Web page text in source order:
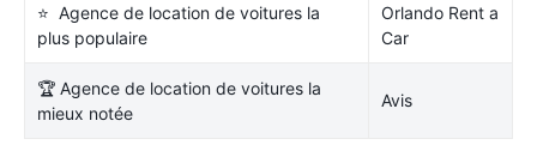
⭐ Agence de location de voitures la
plus populaire
Orlando Rent a
Car
🏆 Agence de location de voitures la
mieux notée
Avis